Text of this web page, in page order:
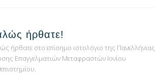
ήρθατε!
ήρθατε στο επίσημο ιστολόγιο της Πανελλήνιας
Επαγγελματιών Μεταφραστών Ιονίου